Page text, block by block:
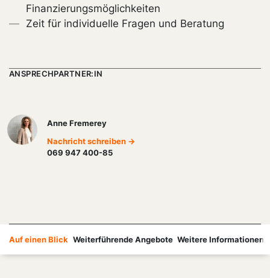
Finanzierungsmöglichkeiten
Zeit für individuelle Fragen und Beratung
ANSPRECHPARTNER:IN
Anne Fremerey
Nachricht schreiben →
069 947 400-85
Auf einen Blick Weiterführende Angebote Weitere Informationen